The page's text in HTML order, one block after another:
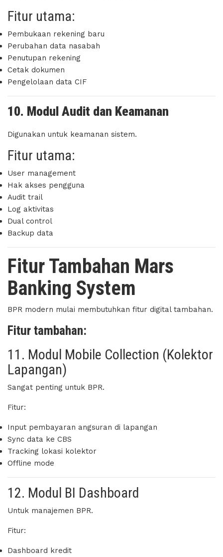
Fitur utama:
Pembukaan rekening baru
Perubahan data nasabah
Penutupan rekening
Cetak dokumen
Pengelolaan data CIF
10. Modul Audit dan Keamanan
Digunakan untuk keamanan sistem.
Fitur utama:
User management
Hak akses pengguna
Audit trail
Log aktivitas
Dual control
Backup data
Fitur Tambahan Mars
Banking System
BPR modern mulai membutuhkan fitur digital tambahan.
Fitur tambahan:
11. Modul Mobile Collection (Kolektor
Lapangan)
Sangat penting untuk BPR.
Fitur:
Input pembayaran angsuran di lapangan
Sync data ke CBS
Tracking lokasi kolektor
Offline mode
12. Modul BI Dashboard
Untuk manajemen BPR.
Fitur:
Dashboard kredit